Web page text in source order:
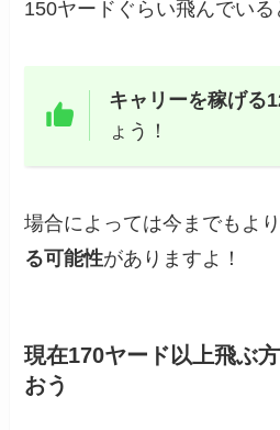
150ヤードぐらい飛んでいる
キャリーを稼げる
ょう！
場合によっては今までもよ
る可能性がありますよ！
現在170ヤード以上飛ぶ
おう